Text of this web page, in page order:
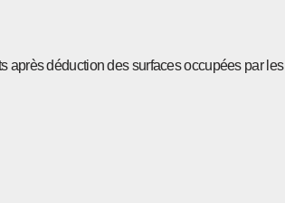
après déduction des surfaces occupées par les